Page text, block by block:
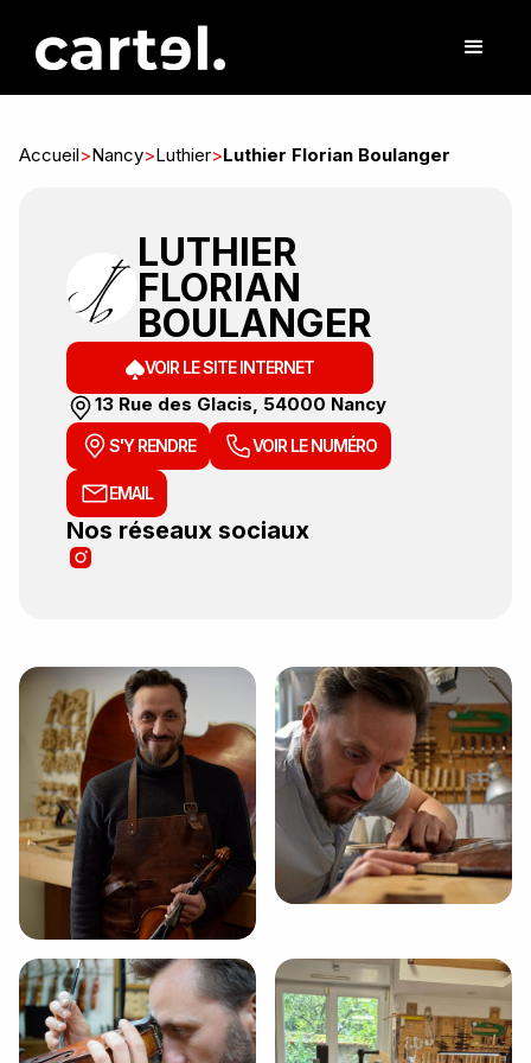
Accueil>Nancy>Luthier>Luthier Florian Boulanger
LUTHIER
FLORIAN
BOULANGER
VOIR LE SITE INTERNET
13 Rue des Glacis, 54000 Nancy
S'Y RENDRE VOIR LE NUMÉRO
EMAIL
Nos réseaux sociaux